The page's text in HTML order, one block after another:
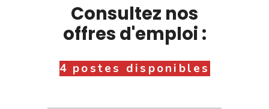
Consultez nos
offres d'emploi :
4 postes disponibles